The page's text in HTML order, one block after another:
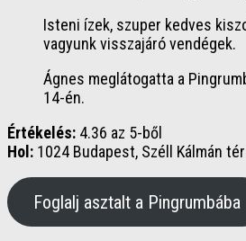
Isteni ízek, szuper kedves
vagyunk visszajáró vendégek.
Ágnes meglátogatta a
14-én.
Értékelés: 4.36 az 5-ből
Hol: 1024 Budapest, Széll Kálmán
Foglalj asztalt a Pingrumbába